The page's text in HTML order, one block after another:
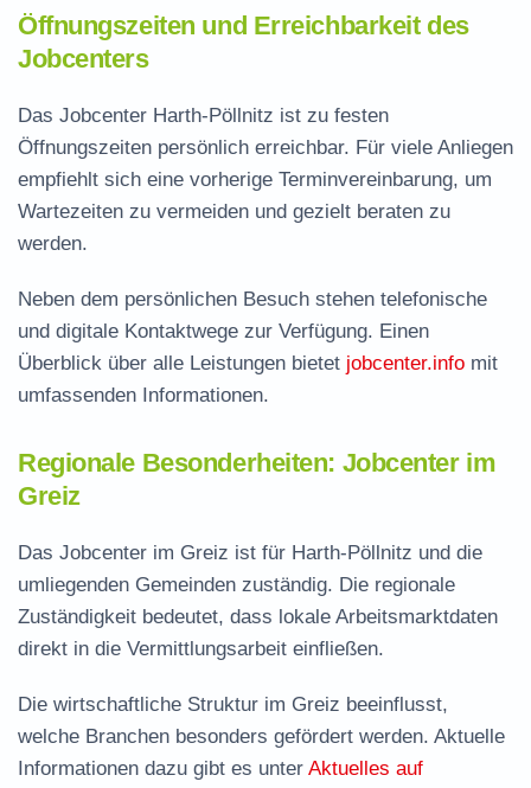
Öffnungszeiten und Erreichbarkeit des
Jobcenters
Das Jobcenter Harth-Pöllnitz ist zu festen
Öffnungszeiten persönlich erreichbar. Für viele Anliegen
empfiehlt sich eine vorherige Terminvereinbarung, um
Wartezeiten zu vermeiden und gezielt beraten zu
werden.
Neben dem persönlichen Besuch stehen telefonische
und digitale Kontaktwege zur Verfügung. Einen
Überblick über alle Leistungen bietet jobcenter.info mit
umfassenden Informationen.
Regionale Besonderheiten: Jobcenter im
Greiz
Das Jobcenter im Greiz ist für Harth-Pöllnitz und die
umliegenden Gemeinden zuständig. Die regionale
Zuständigkeit bedeutet, dass lokale Arbeitsmarktdaten
direkt in die Vermittlungsarbeit einfließen.
Die wirtschaftliche Struktur im Greiz beeinflusst,
welche Branchen besonders gefördert werden. Aktuelle
Informationen dazu gibt es unter Aktuelles auf